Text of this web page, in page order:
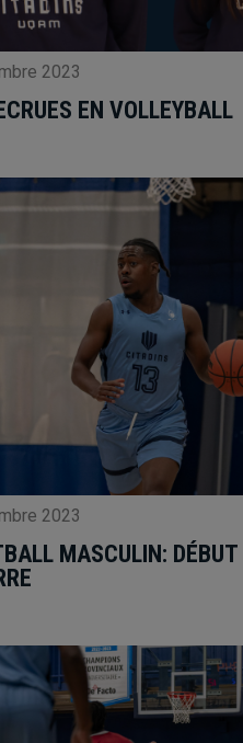
2023
EN VOLLEYBALL
2023
MASCULIN: DÉBUT